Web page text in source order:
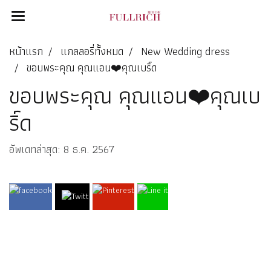
หน้าแรก แกลลอรี่ทั้งหมด
New Wedding dress
ขอบพระคุณ คุณแอน❤️คุณเบริ์ด
ขอบพระคุณ คุณแอน❤️คุณเบ
ริ์ด
อัพเดทล่าสุด: 8 ธ.ค. 2567